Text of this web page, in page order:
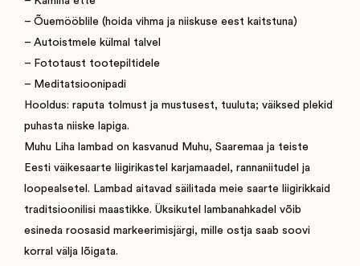
– Õuemööblile (hoida vihma ja niiskuse eest kaitstuna)
– Autoistmele külmal talvel
– Fototaust tootepiltidele
– Meditatsioonipadi
Hooldus: raputa tolmust ja mustusest, tuuluta; väiksed plekid
puhasta niiske lapiga.
Muhu Liha lambad on kasvanud Muhu, Saaremaa ja teiste
Eesti väikesaarte liigirikastel karjamaadel, rannaniitudel ja
loopealsetel. Lambad aitavad säilitada meie saarte liigirikkaid
traditsioonilisi maastikke. Üksikutel lambanahkadel võib
esineda roosasid markeerimisjärgi, mille ostja saab soovi
korral välja lõigata.